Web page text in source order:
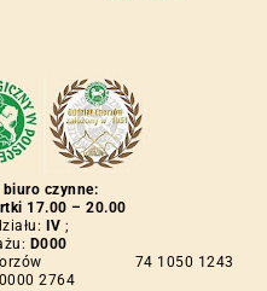
czynne:
17.00 – 20.00
IV ;
D000
74 1050 1243
2764